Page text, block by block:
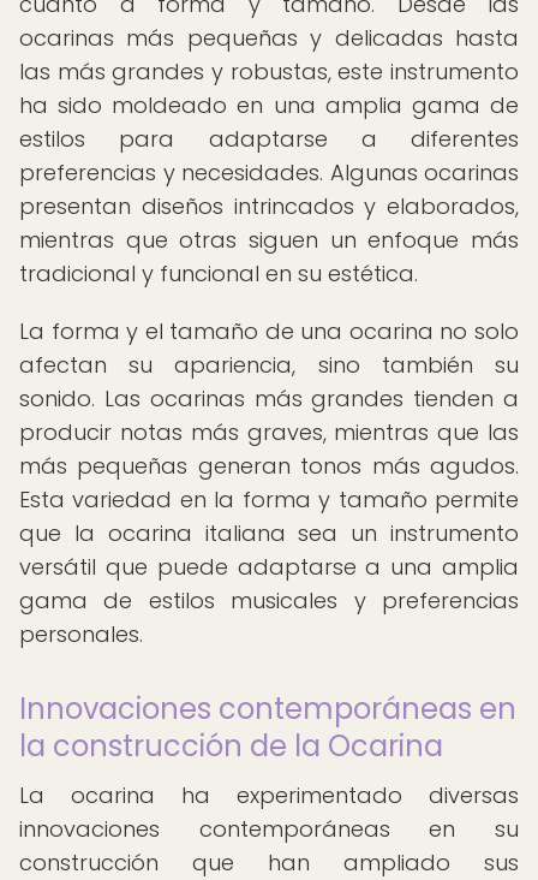
ocarinas más pequeñas y delicadas hasta
las más grandes y robustas, este instrumento
ha sido moldeado en una amplia gama de
estilos para adaptarse a diferentes
preferencias y necesidades. Algunas ocarinas
presentan diseños intrincados y elaborados,
mientras que otras siguen un enfoque más
tradicional y funcional en su estética.
La forma y el tamaño de una ocarina no solo
afectan su apariencia, sino también su
sonido. Las ocarinas más grandes tienden a
producir notas más graves, mientras que las
más pequeñas generan tonos más agudos.
Esta variedad en la forma y tamaño permite
que la ocarina italiana sea un instrumento
versátil que puede adaptarse a una amplia
gama de estilos musicales y preferencias
personales.
Innovaciones contemporáneas en
la construcción de la Ocarina
La ocarina ha experimentado diversas
innovaciones contemporáneas en su
construcción que han ampliado sus